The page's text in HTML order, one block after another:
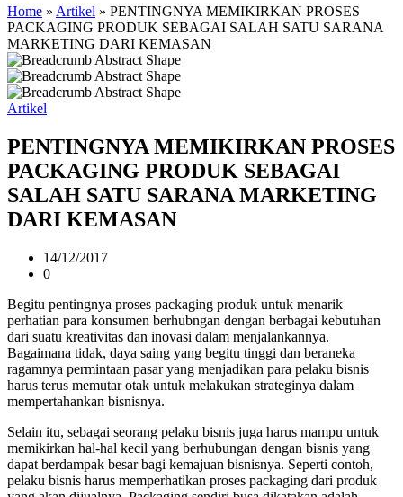
Home » Artikel » PENTINGNYA MEMIKIRKAN PROSES
PACKAGING PRODUK SEBAGAI SALAH SATU SARANA
MARKETING DARI KEMASAN
Artikel
PENTINGNYA MEMIKIRKAN PROSES
PACKAGING PRODUK SEBAGAI
SALAH SATU SARANA MARKETING
DARI KEMASAN
14/12/2017
0
Begitu pentingnya proses packaging produk untuk menarik
perhatian para konsumen berhubngan dengan berbagai kebutuhan
dari suatu kreativitas dan inovasi dalam menjalankannya.
Bagaimana tidak, daya saing yang begitu tinggi dan beraneka
ragamnya permintaan pasar yang menjadikan para pelaku bisnis
harus terus memutar otak untuk melakukan strateginya dalam
mempertahankan bisnisnya.
Selain itu, sebagai seorang pelaku bisnis juga harus mampu untuk
memikirkan hal-hal kecil yang berhubungan dengan bisnis yang
dapat berdampak besar bagi kemajuan bisnisnya. Seperti contoh,
pelaku bisnis harus memperhatikan proses packaging dari produk